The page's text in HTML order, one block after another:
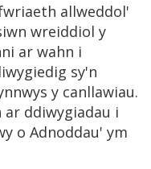
allweddol'
wreiddiol y
ar wahn i
sy'n
y canllawiau.
ddiwygiadau i
o Adnoddau' ym